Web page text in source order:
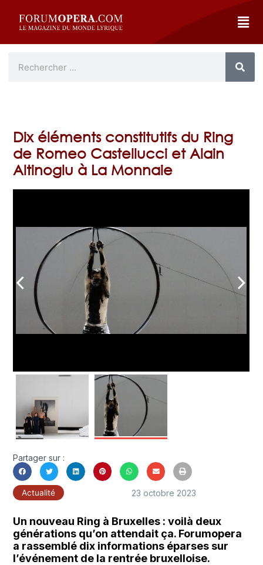
Dix éléments constitutifs du Ring
de Romeo Castellucci et Alain
Altinoglu à La Monnaie
arrow_back_ios arrow_forward_ios
Partager sur :
Actualité 23 octobre 2023
Un nouveau Ring à Bruxelles : voilà deux
générations qu’on attendait ça. Forumopera
a rassemblé dix informations éparses sur
l’événement de la rentrée bruxelloise.